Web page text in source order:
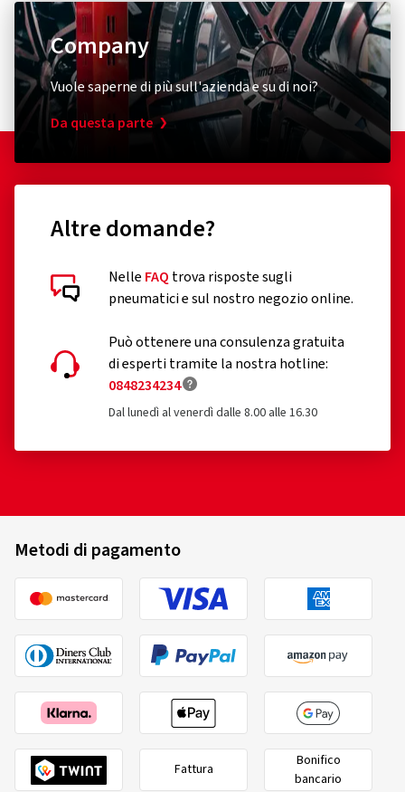
Company
Vuole saperne di più sull'azienda e su di noi?
Da questa parte
Altre domande?
Nelle FAQ trova risposte sugli
pneumatici e sul nostro negozio online.
Può ottenere una consulenza gratuita
di esperti tramite la nostra hotline:
0848234234
Dal lunedì al venerdì dalle 8.00 alle 16.30
Metodi di pagamento
Fattura
Bonifico
bancario